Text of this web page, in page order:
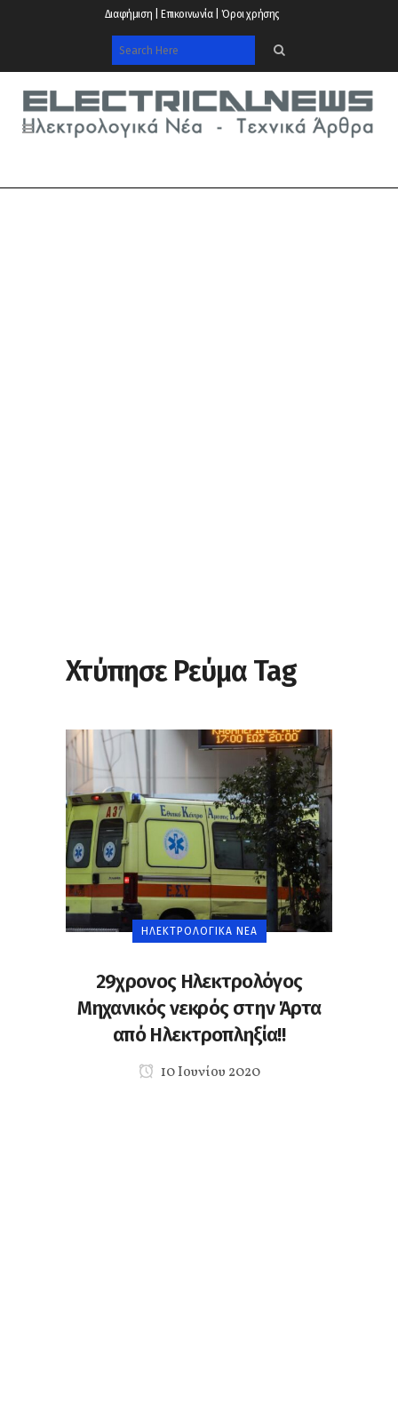
Διαφήμιση | Επικοινωνία | Όροι χρήσης
Χτύπησε Ρεύμα Tag
ΗΛΕΚΤΡΟΛΟΓΙΚΆ ΝΈΑ
29χρονος Ηλεκτρολόγος
Μηχανικός νεκρός στην Άρτα
από Ηλεκτροπληξία!!
10 Ιουνίου 2020